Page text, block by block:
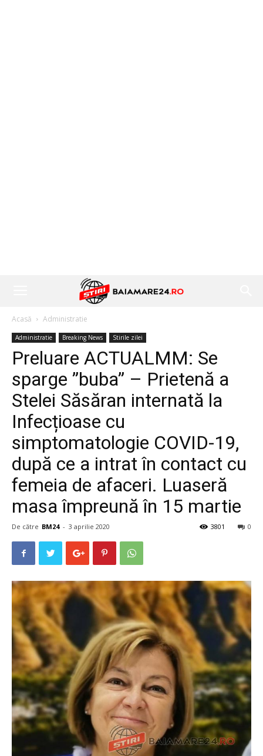
Acasă Administratie
Administratie Breaking News Stirile zilei
Preluare ACTUALMM: Se
sparge ”buba” – Prietenă a
Stelei Săsăran internată la
Infecțioase cu
simptomatologie COVID-19,
după ce a intrat în contact cu
femeia de afaceri. Luaseră
masa împreună în 15 martie
De către BM24 - 3 aprilie 2020 0
3801